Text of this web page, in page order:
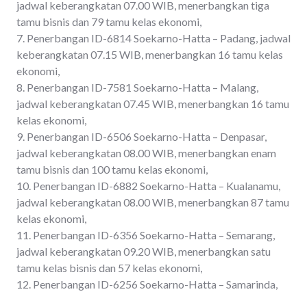
jadwal keberangkatan 07.00 WIB, menerbangkan tiga
tamu bisnis dan 79 tamu kelas ekonomi,
7. Penerbangan ID-6814 Soekarno-Hatta – Padang, jadwal
keberangkatan 07.15 WIB, menerbangkan 16 tamu kelas
ekonomi,
8. Penerbangan ID-7581 Soekarno-Hatta – Malang,
jadwal keberangkatan 07.45 WIB, menerbangkan 16 tamu
kelas ekonomi,
9. Penerbangan ID-6506 Soekarno-Hatta – Denpasar,
jadwal keberangkatan 08.00 WIB, menerbangkan enam
tamu bisnis dan 100 tamu kelas ekonomi,
10. Penerbangan ID-6882 Soekarno-Hatta – Kualanamu,
jadwal keberangkatan 08.00 WIB, menerbangkan 87 tamu
kelas ekonomi,
11. Penerbangan ID-6356 Soekarno-Hatta – Semarang,
jadwal keberangkatan 09.20 WIB, menerbangkan satu
tamu kelas bisnis dan 57 kelas ekonomi,
12. Penerbangan ID-6256 Soekarno-Hatta – Samarinda,